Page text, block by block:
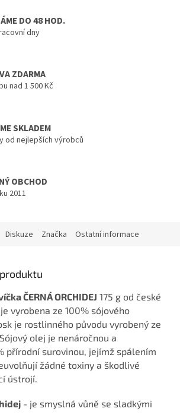
DO 48 HOD.
dny
ZDARMA
nad 1 500 Kč
SKLADEM
od nejlepších výrobců
OBCHOD
2011
Diskuze Značka Ostatní informace
ČERNÁ ORCHIDEJ 175 g od české
je vyrobena ze 100% sójového
je rostlinného původu vyrobený ze
olej je nenáročnou a
přírodní surovinou, jejímž spálením
žádné toxiny a škodlivé
ústrojí.
- je smyslná vůně se sladkými